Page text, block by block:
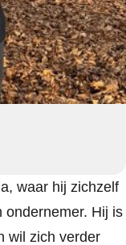
waar hij zichzelf
ondernemer. Hij is
wil zich verder